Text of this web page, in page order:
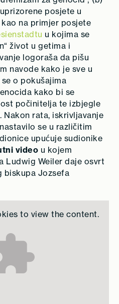
posjete u
na primjer posjete
u kojima se
život u getima i
logoraša da pišu
navode kako je sve u
o pokušajima
kako bi se
počinitelja te izbjegle
Nakon rata, iskrivljavanje
se u različitim
upućuje sudionike
video u kojem
Ludwig Weiler daje osvrt
biskupa Jozsefa
to view the content.